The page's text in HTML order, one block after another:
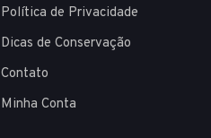
Política de Privacidade
Dicas de Conservação
Contato
Minha Conta